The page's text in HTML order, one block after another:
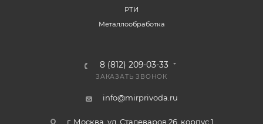
РТИ
Металлообработка
8 (812) 209-03-33
ЗАКАЗАТЬ ЗВОНОК
info@mirprivoda.ru
г. Москва, ул. Сталеваров 26, корпус 1